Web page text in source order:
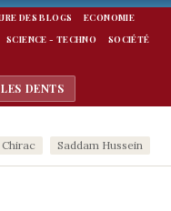
DES BLOGS
ECONOMIE
SCIENCE - TECHNO
SOCIÉTÉ
Chirac Saddam Hussein